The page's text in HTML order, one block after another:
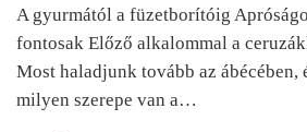
A gyurmától a füzetborítóig
fontosak Előző alkalommal a
Most haladjunk tovább az ábécében,
milyen szerepe van a…